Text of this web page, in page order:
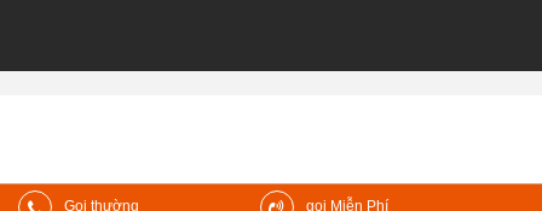
Gọi thường gọi Miễn Phí